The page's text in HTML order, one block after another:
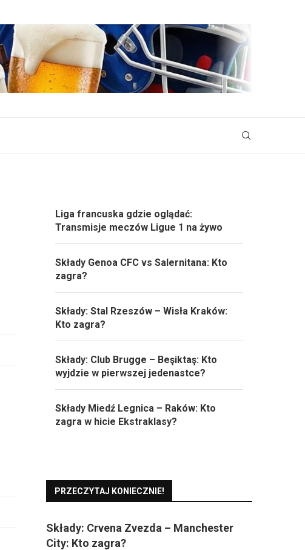
Liga francuska gdzie oglądać:
Transmisje meczów Ligue 1 na żywo
Składy Genoa CFC vs Salernitana: Kto
zagra?
Składy: Stal Rzeszów – Wisła Kraków:
Kto zagra?
Składy: Club Brugge – Beşiktaş: Kto
wyjdzie w pierwszej jedenastce?
Składy Miedź Legnica – Raków: Kto
zagra w hicie Ekstraklasy?
PRZECZYTAJ KONIECZNIE!
Składy: Crvena Zvezda – Manchester
City: Kto zagra?